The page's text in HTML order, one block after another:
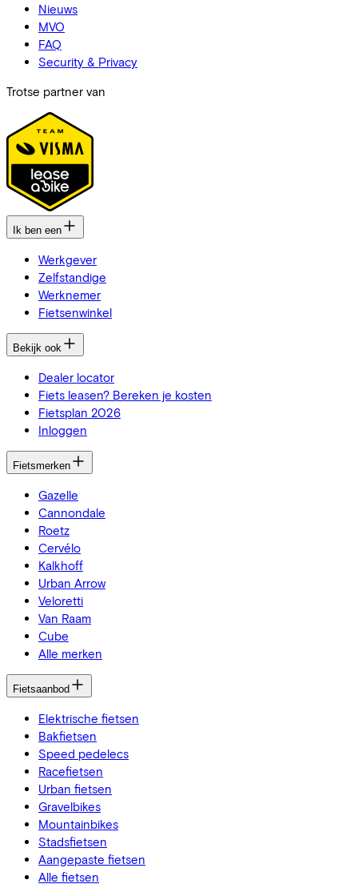
Nieuws
MVO
FAQ
Security & Privacy
Trotse partner van
Ik ben een
Werkgever
Zelfstandige
Werknemer
Fietsenwinkel
Bekijk ook
Dealer locator
Fiets leasen? Bereken je kosten
Fietsplan 2026
Inloggen
Fietsmerken
Gazelle
Cannondale
Roetz
Cervélo
Kalkhoff
Urban Arrow
Veloretti
Van Raam
Cube
Alle merken
Fietsaanbod
Elektrische fietsen
Bakfietsen
Speed pedelecs
Racefietsen
Urban fietsen
Gravelbikes
Mountainbikes
Stadsfietsen
Aangepaste fietsen
Alle fietsen